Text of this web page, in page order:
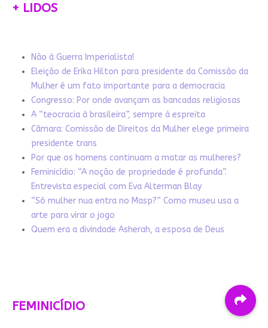
+ LIDOS
Não à Guerra Imperialista!
Eleição de Erika Hilton para presidente da Comissão da
Mulher é um fato importante para a democracia
Congresso: Por onde avançam as bancadas religiosas
A “teocracia à brasileira”, sempre à espreita
Câmara: Comissão de Direitos da Mulher elege primeira
presidente trans
Por que os homens continuam a matar as mulheres?
Feminicídio: “A noção de propriedade é profunda”.
Entrevista especial com Eva Alterman Blay
“Só mulher nua entra no Masp?” Como museu usa a
arte para virar o jogo
Quem era a divindade Asherah, a esposa de Deus
FEMINICÍDIO